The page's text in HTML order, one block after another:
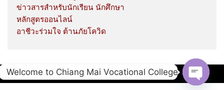
ข่าวสารสำหรับนักเรียน นักศึกษา
หลักสูตรออนไลน์
อาชีวะร่วมใจ ต้านภัยโควิด
Copyright © 2020 Chiang Mai Vocational College.
Welcome to Chiang Mai Vocational College